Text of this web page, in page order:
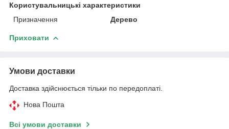
Користувальницькі характеристики
Призначення
Дерево
Приховати
Умови доставки
Доставка здійснюється тільки по передоплаті.
Нова Пошта
Всі умови доставки